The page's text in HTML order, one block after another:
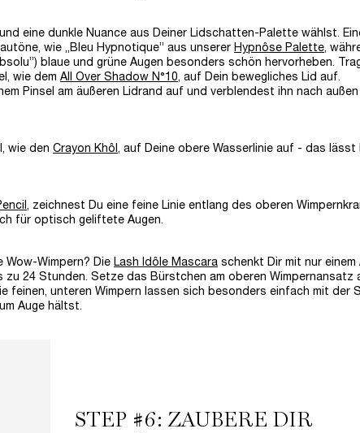
eine dunkle Nuance aus Deiner Lidschatten-Palette wählst.
wie „Bleu Hypnotique” aus unserer Hypnôse Palette,
blaue und grüne Augen besonders schön hervorheben.
wie dem All Over Shadow N°10, auf Dein bewegliches Lid auf.
Pinsel am äußeren Lidrand auf und verblendest ihn nach außen
wie den Crayon Khôl , auf Deine obere Wasserlinie auf - das lässt
, zeichnest Du eine feine Linie entlang des oberen
für optisch geliftete Augen.
Wow-Wimpern? Die Lash Idôle Mascara schenkt Dir mit nur einem
zu 24 Stunden. Setze das Bürstchen am oberen Wimpernansatz
feinen, unteren Wimpern lassen sich besonders einfach mit der
Auge hältst.
STEP #6: ZAUBERE DIR